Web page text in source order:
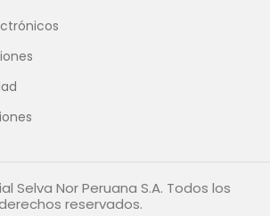
Selva Nor Peruana S.A. Todos los
reservados.